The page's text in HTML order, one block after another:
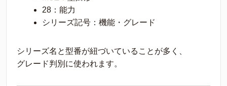
28：能力
シリーズ記号：機能・グレード
シリーズ名と型番が紐づいていることが多く、
グレード判別に使われます。